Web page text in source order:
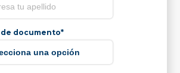
documento*